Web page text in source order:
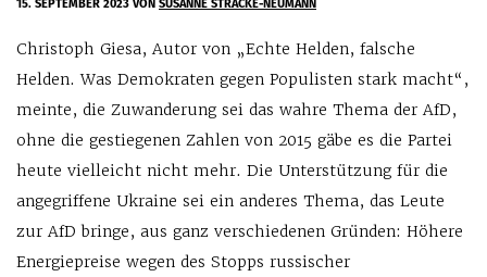
Christoph Giesa, Autor von „Echte Helden, falsche
Helden. Was Demokraten gegen Populisten stark macht“,
meinte, die Zuwanderung sei das wahre Thema der AfD,
ohne die gestiegenen Zahlen von 2015 gäbe es die Partei
heute vielleicht nicht mehr. Die Unterstützung für die
angegriffene Ukraine sei ein anderes Thema, das Leute
zur AfD bringe, aus ganz verschiedenen Gründen: Höhere
Energiepreise wegen des Stopps russischer